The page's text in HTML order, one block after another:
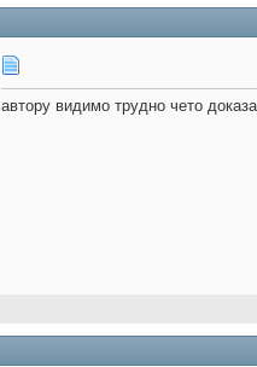
автору видимо трудно чето